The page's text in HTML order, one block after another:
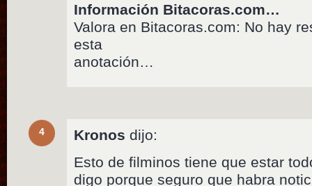
Información Bitacoras.com…
Valora en Bitacoras.com: No hay
esta
anotación…
4 Kronos dijo:
Esto de filminos tiene que estar
digo porque seguro que habra